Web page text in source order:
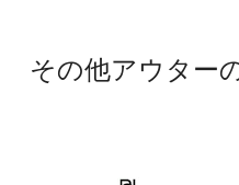
その他アウター